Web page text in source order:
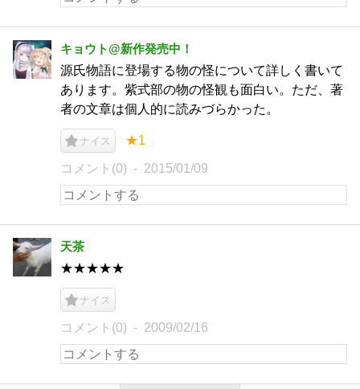
キョウト@新作発売中！
源氏物語に登場する物の怪について詳しく書いて
あります。紫式部の物の怪観も面白い。ただ、著
者の文章は個人的に読みづらかった。
ナイス ★1
コメント(0) 2015/01/09
天茶
★★★★★
ナイス
コメント(0) 2009/02/16